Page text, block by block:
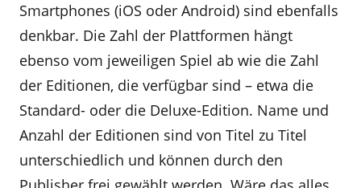
Smartphones (iOS oder Android) sind ebenfalls
denkbar. Die Zahl der Plattformen hängt
ebenso vom jeweiligen Spiel ab wie die Zahl
der Editionen, die verfügbar sind – etwa die
Standard- oder die Deluxe-Edition. Name und
Anzahl der Editionen sind von Titel zu Titel
unterschiedlich und können durch den